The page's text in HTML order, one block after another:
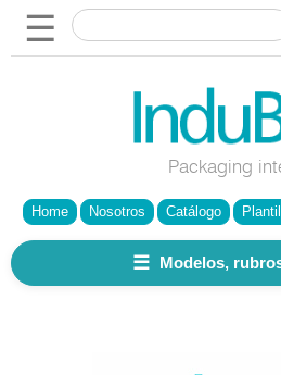
☰
Packaging
Home Nosotros Catálogo
☰ Modelos,